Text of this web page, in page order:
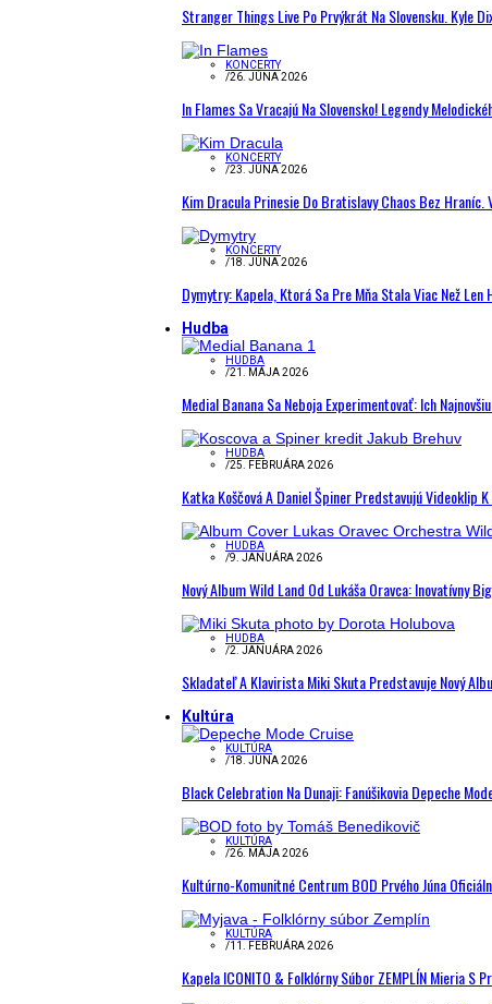
Stranger Things Live Po Prvýkrát Na Slovensku. Kyle
KONCERTY
/26. JÚNA 2026
In Flames Sa Vracajú Na Slovensko! Legendy
KONCERTY
/23. JÚNA 2026
Kim Dracula Prinesie Do Bratislavy Chaos Bez
KONCERTY
/18. JÚNA 2026
Dymytry: Kapela, Ktorá Sa Pre Mňa Stala Viac Než Len
Hudba
HUDBA
/21. MÁJA 2026
Medial Banana Sa Neboja Experimentovať: Ich
HUDBA
/25. FEBRUÁRA 2026
Katka Koščová A Daniel Špiner Predstavujú Videoklip
HUDBA
/9. JANUÁRA 2026
Nový Album Wild Land Od Lukáša Oravca: Inovatívny
HUDBA
/2. JANUÁRA 2026
Skladateľ A Klavirista Miki Skuta Predstavuje Nový
Kultúra
KULTÚRA
/18. JÚNA 2026
Black Celebration Na Dunaji: Fanúšikovia Depeche
KULTÚRA
/26. MÁJA 2026
Kultúrno-Komunitné Centrum BOD Prvého Júna
KULTÚRA
/11. FEBRUÁRA 2026
Kapela ICONITO & Folklórny Súbor ZEMPLÍN Mieria S